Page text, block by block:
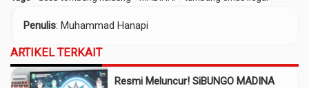
Penulis: Muhammad Hanapi
ARTIKEL TERKAIT
Resmi Meluncur! SiBUNGO MADINA